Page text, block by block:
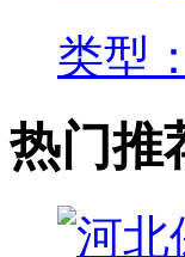
类型
热门推